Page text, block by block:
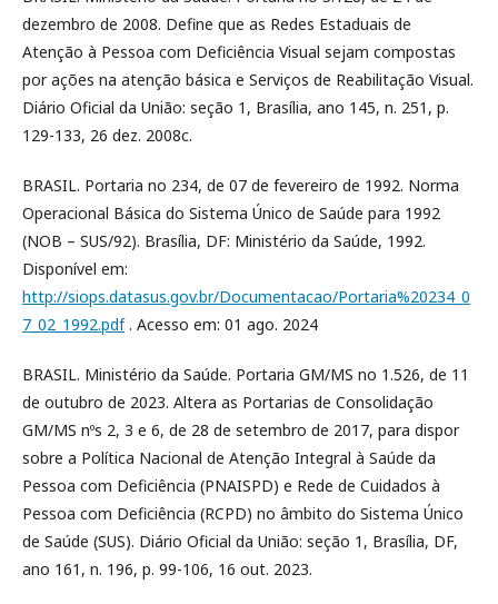
dezembro de 2008. Define que as Redes Estaduais de
Atenção à Pessoa com Deficiência Visual sejam compostas
por ações na atenção básica e Serviços de Reabilitação Visual.
Diário Oficial da União: seção 1, Brasília, ano 145, n. 251, p.
129-133, 26 dez. 2008c.
BRASIL. Portaria no 234, de 07 de fevereiro de 1992. Norma
Operacional Básica do Sistema Único de Saúde para 1992
(NOB – SUS/92). Brasília, DF: Ministério da Saúde, 1992.
Disponível em:
http://siops.datasus.gov.br/Documentacao/Portaria%20234_0
7_02_1992.pdf. Acesso em: 01 ago. 2024
BRASIL. Ministério da Saúde. Portaria GM/MS no 1.526, de 11
de outubro de 2023. Altera as Portarias de Consolidação
GM/MS nºs 2, 3 e 6, de 28 de setembro de 2017, para dispor
sobre a Política Nacional de Atenção Integral à Saúde da
Pessoa com Deficiência (PNAISPD) e Rede de Cuidados à
Pessoa com Deficiência (RCPD) no âmbito do Sistema Único
de Saúde (SUS). Diário Oficial da União: seção 1, Brasília, DF,
ano 161, n. 196, p. 99-106, 16 out. 2023.